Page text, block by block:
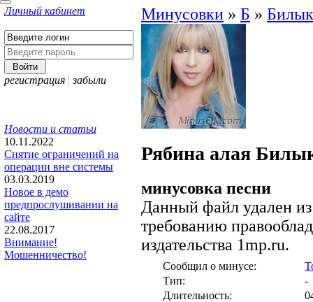
Личный кабинет
регистрация ¦ забыли
Новости и статьи
10.11.2022
Снятие ограничений на
операции вне системы
03.03.2019
Новое в демо
предпрослушивании на
сайте
22.08.2017
Внимание!
Мошенничество!
Минусовки » Б »
Рябина алая
минусовка песни
Данный файл удален
требованию
издательства 1mp.ru.
Сообщил о минусе:
Тип:
-
Длительность: